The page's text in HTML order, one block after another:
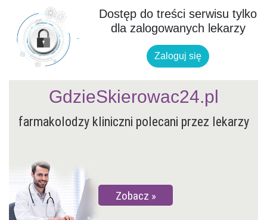
Dostęp do treści serwisu tylko
dla zalogowanych lekarzy
Zaloguj się
farmakolodzy kliniczni polecani przez lekarzy
Zobacz
GdzieSkierowac24.pl